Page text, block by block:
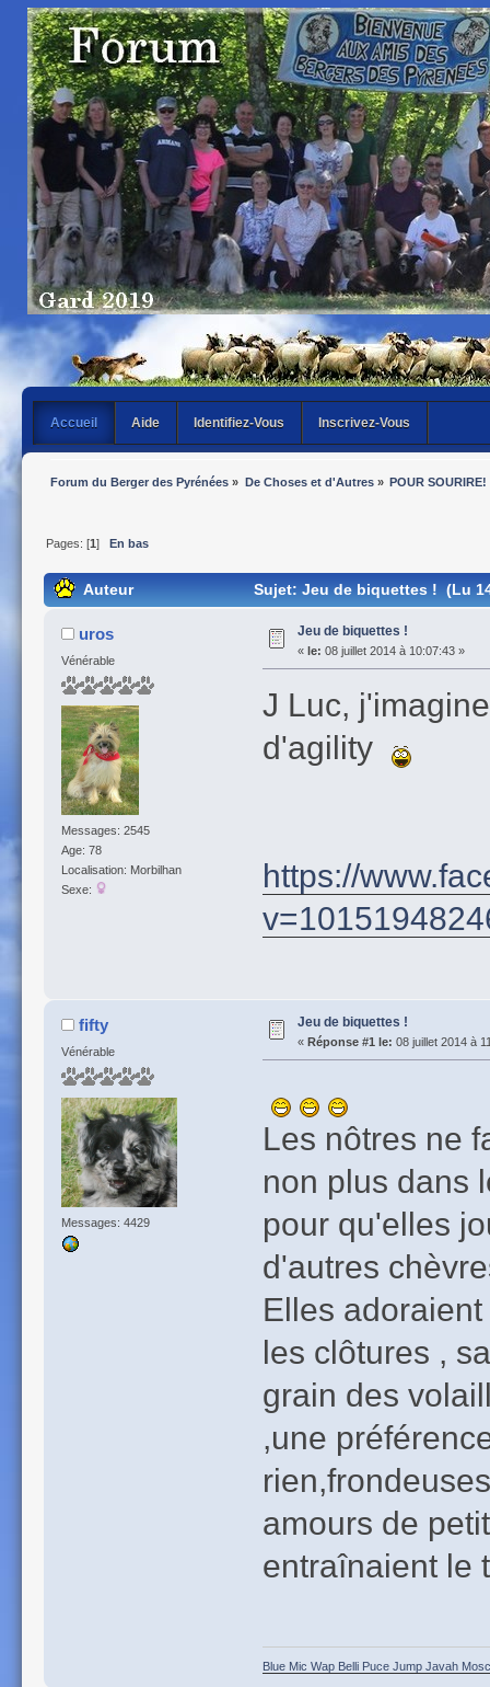
Accueil Aide Identifiez-Vous Inscrivez-Vous
Forum du Berger des Pyrénées » De Choses et d'Autres» POUR SOURIRE!
Pages: [1] En bas
Auteur Sujet: Jeu de biquettes ! (Lu
uros
Vénérable
Messages: 2545
Age: 78
Localisation: Morbilhan
Sexe:
Jeu de biquettes !
« le: 08 juillet 2014 à 10:07:43 »
J Luc,
d'agility
https://
fifty
Vénérable
Messages: 4429
Jeu de biquettes !
« Réponse #1 le: 08 juillet 2014 à
Les nôtres ne
non plus dans
pour qu'elles
d'autres
Elles
les clôtures ,
grain des
,une
amours de
entraînaient le
Blue Mic Wap Belli Puce Jump Javah